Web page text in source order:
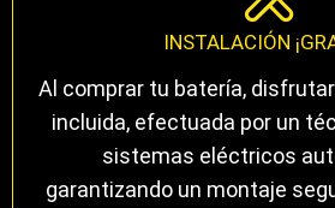
INSTALACIÓN
Al comprar tu batería,
incluida, efectuada por un
sistemas eléctricos
garantizando un montaje